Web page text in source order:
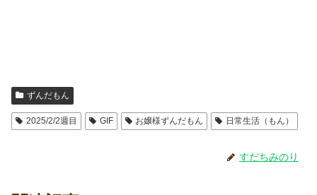
ずんだもん
2025/2/2週目 GIF お嬢様ずんだもん 日常生活（もん）
すだちみのり